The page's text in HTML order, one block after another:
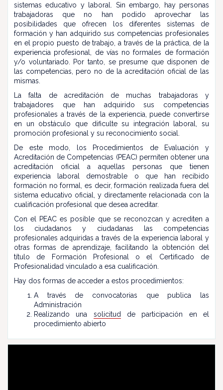
sistemas educativo y laboral. Sin embargo, hay personas
trabajadoras que no han podido aprovechar las
posibilidades que ofrecen los diferentes sistemas de
formación y han adquirido sus competencias profesionales
en el propio puesto de trabajo, a través de la práctica, de la
experiencia profesional, de vías no formales de formación
y/o voluntariado. Por tanto, se presume que disponen de
las competencias, pero no de la acreditación oficial de las
mismas.
La falta de acreditación de muchas trabajadoras y
trabajadores que han adquirido sus competencias
profesionales a través de la experiencia, puede convertirse
en un obstáculo que dificulte su integración laboral, su
promoción profesional y su reconocimiento social.
De este modo, los Procedimientos de Evaluación y
Acreditación de Competencias (PEAC) permiten obtener una
acreditación oficial a aquellas personas que tienen
experiencia laboral demostrable o que han recibido
formación no formal, es decir, formación realizada fuera del
sistema educativo oficial, y directamente relacionada con la
cualificación profesional que desea acreditar.
Con el PEAC es posible que se reconozcan y acrediten a
los ciudadanos y ciudadanas las competencias
profesionales adquiridas a través de la experiencia laboral y
otras formas de aprendizaje, facilitando la obtención del
título de Formación Profesional o el Certificado de
Profesionalidad vinculado a esa cualificación.
Hay dos formas de acceder a estos procedimientos:
A través de convocatorias que publica las
Administración
Realizando una solicitud
de participación en el
procedimiento abierto